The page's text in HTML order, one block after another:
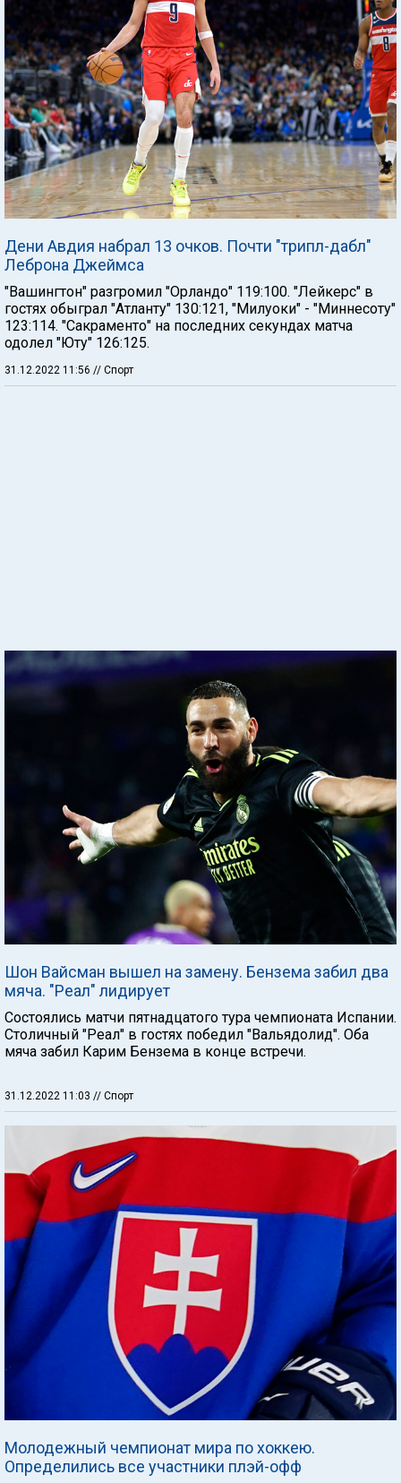
Дени Авдия набрал 13 очков. Почти "трипл-дабл"
Леброна Джеймса
"Вашингтон" разгромил "Орландо" 119:100. "Лейкерс" в
гостях обыграл "Атланту" 130:121, "Милуоки" - "Миннесоту"
123:114. "Сакраменто" на последних секундах матча
одолел "Юту" 126:125.
31.12.2022 11:56 // Спорт
Шон Вайсман вышел на замену. Бензема забил два
мяча. "Реал" лидирует
Состоялись матчи пятнадцатого тура чемпионата Испании.
Столичный "Реал" в гостях победил "Вальядолид". Оба
мяча забил Карим Бензема в конце встречи.
31.12.2022 11:03 // Спорт
Молодежный чемпионат мира по хоккею.
Определились все участники плэй-офф